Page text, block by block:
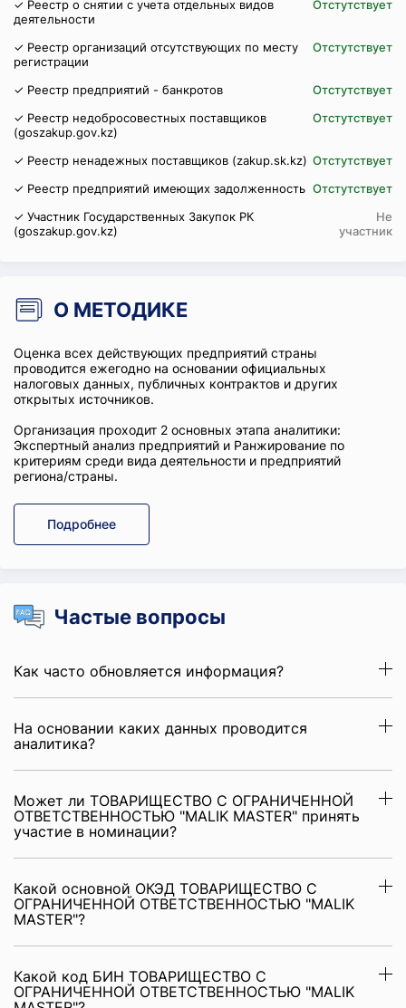
✓ Реестр о снятии с учета отдельных видов
деятельности
Отстутствует
✓ Реестр организаций отсутствующих по месту
регистрации
Отстутствует
✓ Реестр предприятий - банкротов
Отстутствует
✓ Реестр недобросовестных поставщиков
(goszakup.gov.kz)
Отстутствует
✓ Реестр ненадежных поставщиков (zakup.sk.kz) Отстутствует
✓ Реестр предприятий имеющих задолженность Отстутствует
✓ Участник Государственных Закупок РК
(goszakup.gov.kz)
Не
участник
О МЕТОДИКЕ
Оценка всех действующих предприятий страны
проводится ежегодно на основании официальных
налоговых данных, публичных контрактов и других
открытых источников.
Организация проходит 2 основных этапа аналитики:
Экспертный анализ предприятий и Ранжирование по
критериям среди вида деятельности и предприятий
региона/страны.
Подробнее
Частые вопросы
Как часто обновляется информация?
На основании каких данных проводится
аналитика?
Может ли ТОВАРИЩЕСТВО С ОГРАНИЧЕННОЙ
ОТВЕТСТВЕННОСТЬЮ "MALIK MASTER" принять
участие в номинации?
Какой основной ОКЭД ТОВАРИЩЕСТВО С
ОГРАНИЧЕННОЙ ОТВЕТСТВЕННОСТЬЮ "MALIK
MASTER"?
Какой код БИН ТОВАРИЩЕСТВО С
ОГРАНИЧЕННОЙ ОТВЕТСТВЕННОСТЬЮ "MALIK